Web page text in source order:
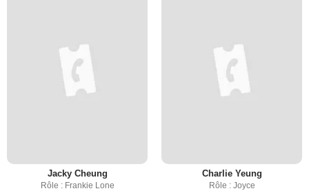
Jacky Cheung
Rôle : Frankie Lone
Charlie Yeung
Rôle : Joyce